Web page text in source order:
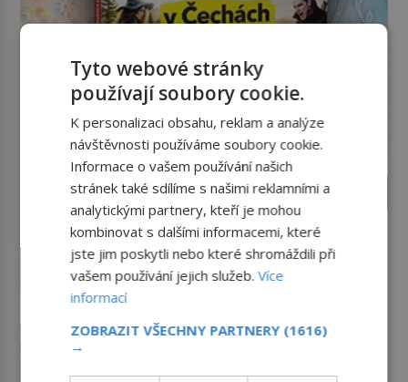
SVĚT ZLOČINU
James Whitey Bulger: Práskač,
co šel po práskačích
Dlouhé roky se v USA drží mezi
desítkou nejhledanějších mužů a
po Usámovi bin Ládinovi (1957–
2011). To je James „Whitey“ Bulger
Krádež Mony Lisy: Nejslavnější
nezvěstný
V pondělí 21. srpna 1911 visí v
Tyto webové stránky
používají soubory cookie.
K personalizaci obsahu, reklam a analýze
návštěvnosti používáme soubory cookie.
Informace o vašem používání našich
stránek také sdílíme s našimi reklamními a
analytickými partnery, kteří je mohou
kombinovat s dalšími informacemi, které
jste jim poskytli nebo které shromáždili při
vašem používání jejich služeb.Více
informací
ZOBRAZIT VŠECHNY PARTNERY (1616)
→